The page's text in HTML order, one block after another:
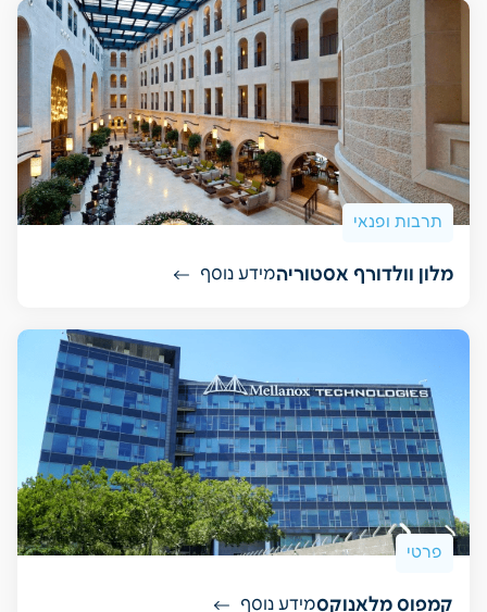
תרבות ופנאי
מלון וולדורף אסטוריהמידע נוסף
פרטי
קמפוס מלאנוקסמידע נוסף